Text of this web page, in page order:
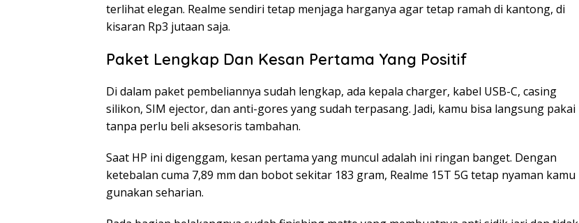
terlihat elegan. Realme sendiri tetap menjaga harganya agar tetap ramah di kantong, di
kisaran Rp3 jutaan saja.
Paket Lengkap Dan Kesan Pertama Yang Positif
Di dalam paket pembeliannya sudah lengkap, ada kepala charger, kabel USB-C, casing
silikon, SIM ejector, dan anti-gores yang sudah terpasang. Jadi, kamu bisa langsung pakai
tanpa perlu beli aksesoris tambahan.
Saat HP ini digenggam, kesan pertama yang muncul adalah ini ringan banget. Dengan
ketebalan cuma 7,89 mm dan bobot sekitar 183 gram, Realme 15T 5G tetap nyaman kamu
gunakan seharian.